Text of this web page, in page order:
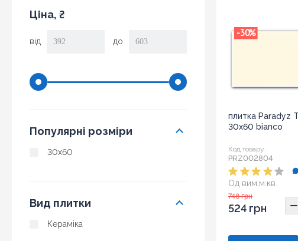
Ціна, ₴
від до
Популярні розміри
30x60
Вид плитки
Кераміка
-30%
плитка Paradyz
30x60 bianco
Код товару:
PRZ002804
Од вим:м.кв.
Розмір:
748 грн
524 грн